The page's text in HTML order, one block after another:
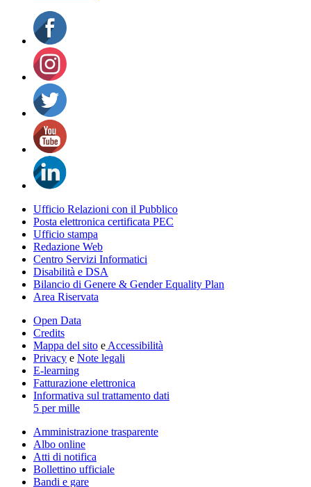
Ufficio Relazioni con il Pubblico
Posta elettronica certificata PEC
Ufficio stampa
Redazione Web
Centro Servizi Informatici
Disabilità e DSA
Bilancio di Genere & Gender Equality Plan
Area Riservata
Open Data
Credits
Mappa del sito e Accessibilità
Privacy e Note legali
E-learning
Fatturazione elettronica
Informativa sul trattamento dati
5 per mille
Amministrazione trasparente
Albo online
Atti di notifica
Bollettino ufficiale
Bandi e gare